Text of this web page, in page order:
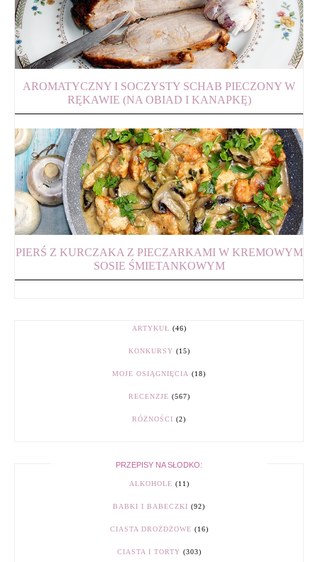
AROMATYCZNY I SOCZYSTY SCHAB PIECZONY W
RĘKAWIE (NA OBIAD I KANAPKĘ)
PIERŚ Z KURCZAKA Z PIECZARKAMI W KREMOWYM
SOSIE ŚMIETANKOWYM
ARTYKUŁ (46)
KONKURSY (15)
MOJE OSIĄGNIĘCIA (18)
RECENZJE (567)
RÓŻNOŚCI (2)
PRZEPISY NA SŁODKO:
ALKOHOLE (11)
BABKI I BABECZKI (92)
CIASTA DROŻDŻOWE (16)
CIASTA I TORTY (303)